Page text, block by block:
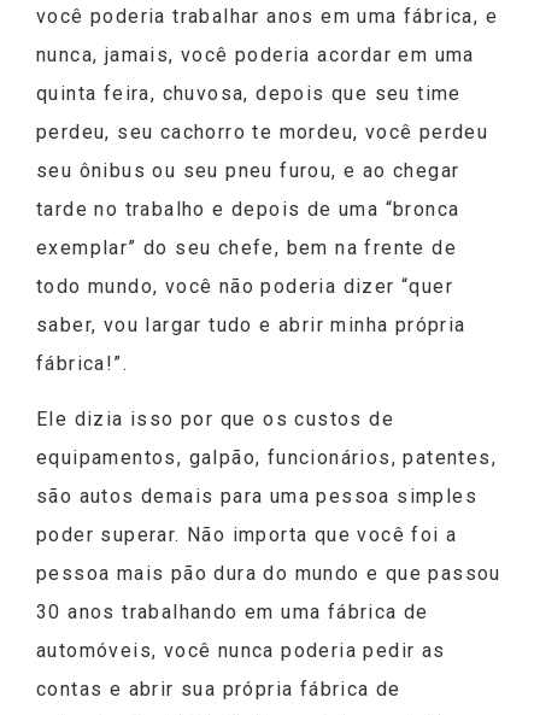
você poderia trabalhar anos em uma fábrica, e
nunca, jamais, você poderia acordar em uma
quinta feira, chuvosa, depois que seu time
perdeu, seu cachorro te mordeu, você perdeu
seu ônibus ou seu pneu furou, e ao chegar
tarde no trabalho e depois de uma “bronca
exemplar” do seu chefe, bem na frente de
todo mundo, você não poderia dizer “quer
saber, vou largar tudo e abrir minha própria
fábrica!”.
Ele dizia isso por que os custos de
equipamentos, galpão, funcionários, patentes,
são autos demais para uma pessoa simples
poder superar. Não importa que você foi a
pessoa mais pão dura do mundo e que passou
30 anos trabalhando em uma fábrica de
automóveis, você nunca poderia pedir as
contas e abrir sua própria fábrica de